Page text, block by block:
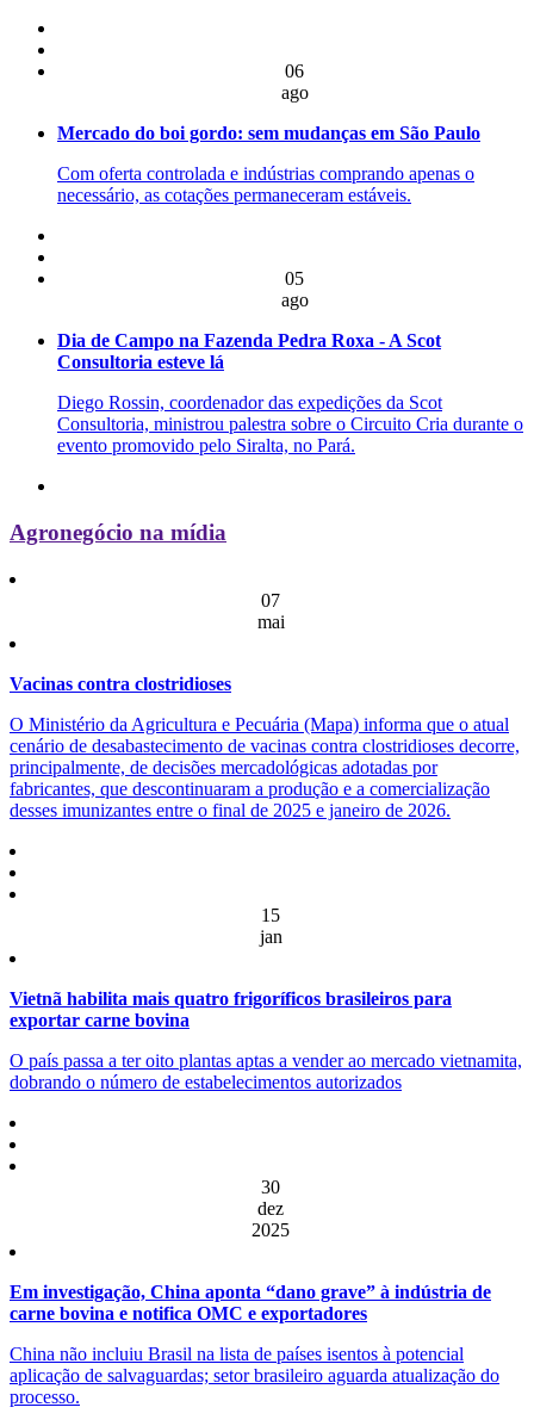
06
ago
Mercado do boi gordo: sem mudanças em São Paulo
Com oferta controlada e indústrias comprando apenas o
necessário, as cotações permaneceram estáveis.
05
ago
Dia de Campo na Fazenda Pedra Roxa - A Scot
Consultoria esteve lá
Diego Rossin, coordenador das expedições da Scot
Consultoria, ministrou palestra sobre o Circuito Cria durante o
evento promovido pelo Siralta, no Pará.
Agronegócio na mídia
07
mai
Vacinas contra clostridioses
O Ministério da Agricultura e Pecuária (Mapa) informa que o atual
cenário de desabastecimento de vacinas contra clostridioses decorre,
principalmente, de decisões mercadológicas adotadas por
fabricantes, que descontinuaram a produção e a comercialização
desses imunizantes entre o final de 2025 e janeiro de 2026.
15
jan
Vietnã habilita mais quatro frigoríficos brasileiros para
exportar carne bovina
O país passa a ter oito plantas aptas a vender ao mercado vietnamita,
dobrando o número de estabelecimentos autorizados
30
dez
2025
Em investigação, China aponta “dano grave” à indústria de
carne bovina e notifica OMC e exportadores
China não incluiu Brasil na lista de países isentos à potencial
aplicação de salvaguardas; setor brasileiro aguarda atualização do
processo.